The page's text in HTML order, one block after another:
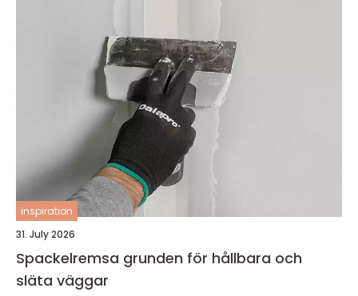
inspiration
31. July 2026
Spackelremsa grunden för hållbara och
släta väggar